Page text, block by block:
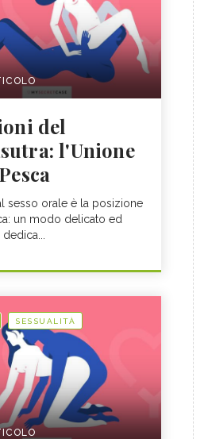
del
l'Unione
sesso orale è la posizione
un modo delicato ed
SESSUALITÀ